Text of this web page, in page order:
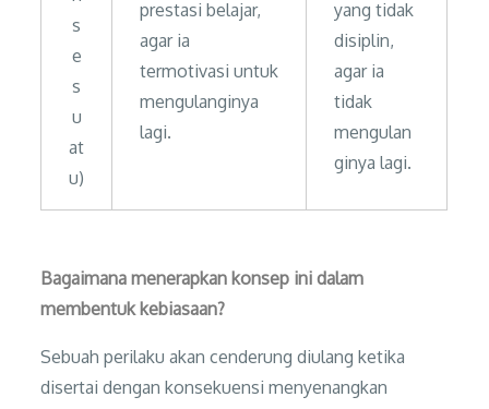
s
e
s
u
at
u)
prestasi belajar,
agar ia
termotivasi untuk
mengulanginya
lagi.
yang tidak
disiplin,
agar ia
tidak
mengulan
ginya lagi.
Bagaimana menerapkan konsep ini dalam
membentuk kebiasaan?
Sebuah perilaku akan cenderung diulang ketika
disertai dengan konsekuensi menyenangkan